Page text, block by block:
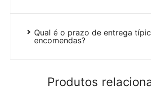
Qual é o prazo de entrega
encomendas?
Produtos